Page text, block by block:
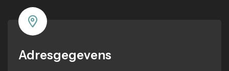
Adresgegevens